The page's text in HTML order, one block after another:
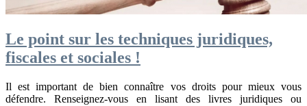
Le point sur les techniques juridiques,
fiscales et sociales !
Il est important de bien connaître vos droits pour mieux vous
défendre. Renseignez-vous en lisant des livres juridiques ou